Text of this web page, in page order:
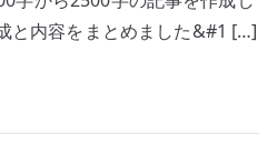
と内容をまとめました&#1 […]